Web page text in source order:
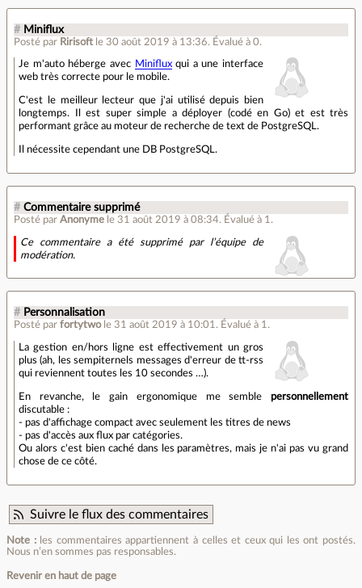
# Miniflux
Posté par Ririsoft le 30 août 2019 à 13:36. Évalué à 0.
Je m'auto héberge avec Minifluxqui a une interface
web très correcte pour le mobile.
C'est le meilleur lecteur que j'ai utilisé depuis bien
longtemps. Il est super simple a déployer (codé en Go) et est très
performant grâce au moteur de recherche de text de PostgreSQL.
Il nécessite cependant une DB PostgreSQL.
# Commentaire supprimé
Posté par Anonyme le 31 août 2019 à 08:34. Évalué à 1 .
Ce commentaire a été supprimé par l’équipe de
modération.
# Personnalisation
Posté par fortytwo le 31 août 2019 à 10:01. Évalué à 1.
La gestion en/hors ligne est effectivement un gros
plus (ah, les sempiternels messages d'erreur de tt-rss
qui reviennent toutes les 10 secondes …).
En revanche, le gain ergonomique me semble personnellement
discutable :
- pas d'affichage compact avec seulement les titres de news
- pas d'accès aux flux par catégories.
Ou alors c'est bien caché dans les paramètres, mais je n'ai pas vu grand
chose de ce côté.
Suivre le flux des commentaires
Note :les commentaires appartiennent à celles et ceux qui les ont postés.
Nous n’en sommes pas responsables.
Revenir en haut de page